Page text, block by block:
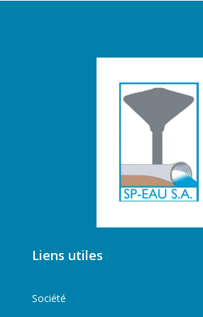
Liens utiles
Société